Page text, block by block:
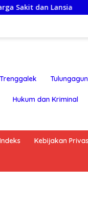
Lansia
Trenggalek
Hukum dan Kriminal
Indeks Kebijakan